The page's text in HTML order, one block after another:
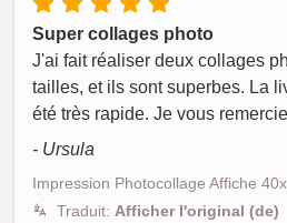
Super collages photo
J'ai fait réaliser deux collages
tailles, et ils sont superbes. La
été très rapide. Je vous
- Ursula
Impression Photocollage Affiche
Traduit: Afficher l'original (de)